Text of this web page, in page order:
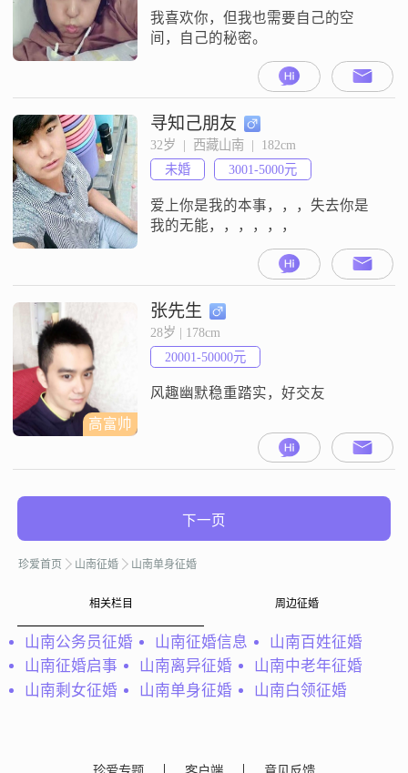
望遇见的你：活泼开朗，甜美爱
笑。
我喜欢你，但我也需要自己的空
间，自己的秘密。
寻知己朋友
32岁  |  西藏山南  |  182cm
未婚
3001-5000元
爱上你是我的本事，，，失去你是
我的无能，，，，，，
高富帅
张先生
28岁 | 178cm
20001-50000元
风趣幽默稳重踏实，好交友
下一页
珍爱首页 山南征婚 山南单身征婚
相关栏目 周边征婚
山南公务员征婚 山南征婚信息
山南百姓征婚
山南征婚启事
山南离异征婚
山南中老年征婚
山南剩女征婚
山南单身征婚 山南白领征婚